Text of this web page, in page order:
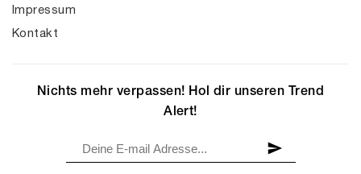
Impressum
Kontakt
Nichts mehr verpassen! Hol dir unseren Trend
Alert!